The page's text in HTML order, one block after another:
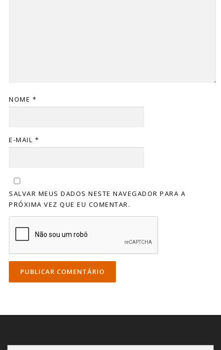
NOME *
E-MAIL *
SALVAR MEUS DADOS NESTE NAVEGADOR PARA A
PRÓXIMA VEZ QUE EU COMENTAR.